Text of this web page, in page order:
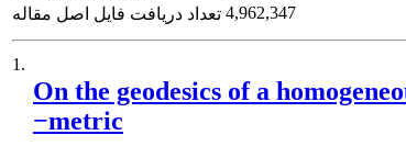
تعداد دریافت فایل اصل مقاله 4,962,347
1.
On the geodesics of a
−metric